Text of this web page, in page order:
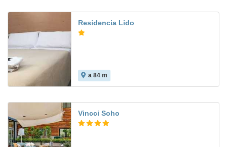
Residencia Lido
a 84 m
Vincci Soho